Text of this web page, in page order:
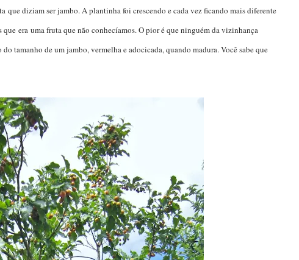
que diziam ser jambo. A plantinha foi crescendo e cada vez ficando mais diferente
era uma fruta que não conhecíamos. O pior é que ninguém da vizinhança
tamanho de um jambo, vermelha e adocicada, quando madura. Você sabe que